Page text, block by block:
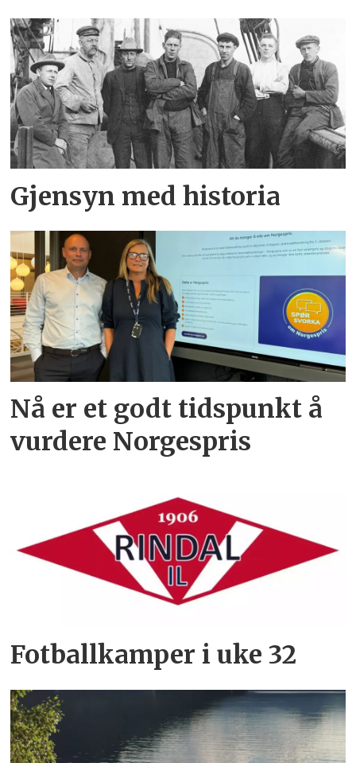
Gjensyn med historia
Nå er et godt tidspunkt å
vurdere Norgespris
Fotballkamper i uke 32